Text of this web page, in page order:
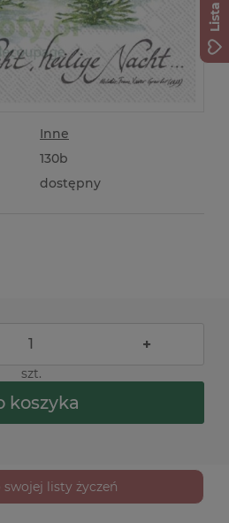
Inne
130b
dostępny
+
szt.
koszyka
swojej listy życzeń